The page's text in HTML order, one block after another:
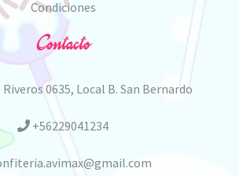
Condiciones
Contacto
0635, Local B. San Bernardo
+56229041234